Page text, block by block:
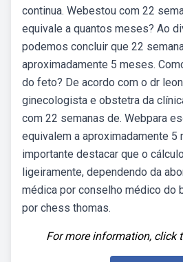
continua. Webestou com 22
equivale a quantos meses? Ao
podemos concluir que 22
aproximadamente 5 meses.
do feto? De acordo com o dr
ginecologista e obstetra da
com 22 semanas de. Webpara
equivalem a aproximadamente 5
importante destacar que o
ligeiramente, dependendo da
médica por conselho médico do
por chess thomas.
For more information, click